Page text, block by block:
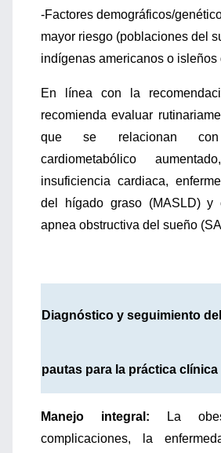
-Factores demográficos/
mayor riesgo (poblaciones del
indígenas americanos o isleños
En línea con la
recomienda evaluar
que se relacionan
cardiometabólico
insuficiencia cardiaca,
del hígado graso (MASLD) y
apnea obstructiva del sueño
Diagnóstico y seguimiento
pautas para la práctica clínica
Manejo integral:
La
complicaciones, la